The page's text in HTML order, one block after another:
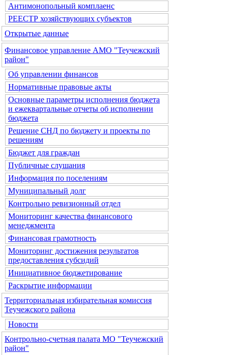
Антимонопольный комплаенс
РЕЕСТР хозяйствующих субъектов
Открытые данные
Финансовое управление АМО "Теучежский
район"
Об управлении финансов
Нормативные правовые акты
Основные параметры исполнения бюджета
и ежеквартальные отчеты об исполнении
бюджета
Решение СНД по бюджету и проекты по
решениям
Бюджет для граждан
Публичные слушания
Информация по поселениям
Муниципальный долг
Контрольно ревизионный отдел
Мониторинг качества финансового
менеджмента
Финансовая грамотность
Мониторинг достижения результатов
предоставления субсидий
Инициативное бюджетирование
Раскрытие информации
Территориальная избирательная комиссия
Теучежского района
Новости
Контрольно-счетная палата МО "Теучежский
район"